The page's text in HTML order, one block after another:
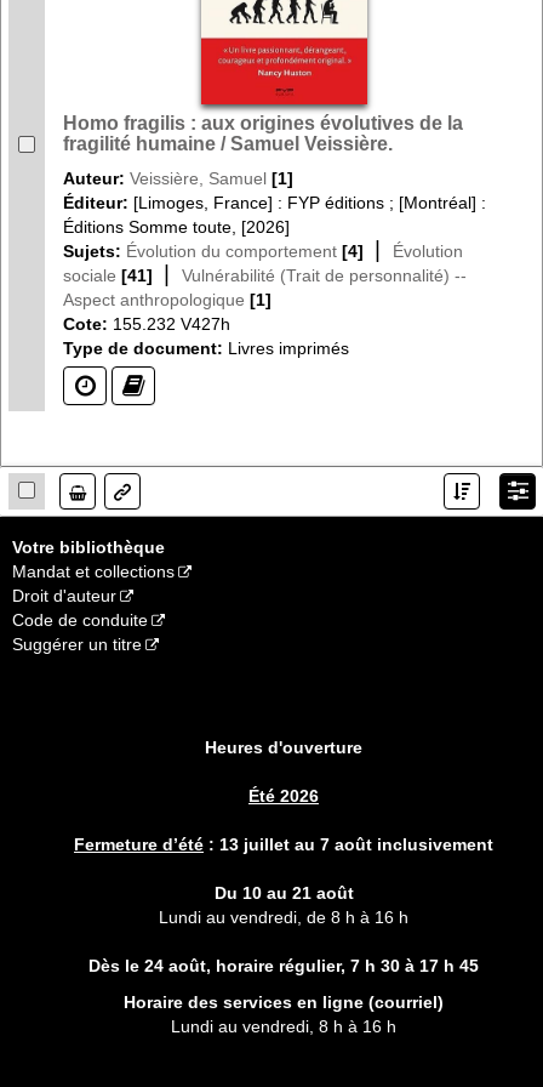
Homo fragilis : aux origines évolutives de la
fragilité humaine / Samuel Veissière.
Auteur: Veissière, Samuel [1]
Éditeur: [Limoges, France] : FYP éditions ; [Montréal] :
Éditions Somme toute, [2026]
Sujets: Évolution du comportement [4] |
Évolution
sociale [41] |
Vulnérabilité (Trait de personnalité) --
Aspect anthropologique [1]
Cote: 155.232 V427h
Type de document: Livres imprimés
(?) (?)
Lien
Votre bibliothèque
Mandat et collections
Droit d'auteur
Code de conduite
Suggérer un titre
Heures d'ouverture
Été 2026
Fermeture d’été : 13 juillet au 7 août inclusivement
Du 10 au 21 août
Lundi au vendredi, de 8 h à 16 h
Dès le 24 août, horaire régulier, 7 h 30 à 17 h 45
Horaire des services en ligne (courriel)
Lundi au vendredi, 8 h à 16 h